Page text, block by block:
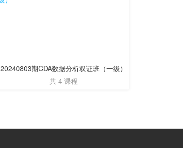
20240803期CDA数据分析双证班（一级）
共 4 课程